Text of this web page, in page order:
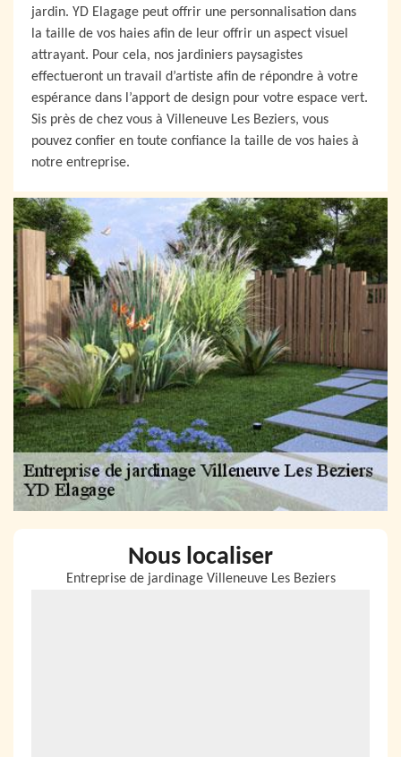
jardin. YD Elagage peut offrir une personnalisation dans
la taille de vos haies afin de leur offrir un aspect visuel
attrayant. Pour cela, nos jardiniers paysagistes
effectueront un travail d’artiste afin de répondre à votre
espérance dans l’apport de design pour votre espace vert.
Sis près de chez vous à Villeneuve Les Beziers, vous
pouvez confier en toute confiance la taille de vos haies à
notre entreprise.
Nous localiser
Entreprise de jardinage Villeneuve Les Beziers